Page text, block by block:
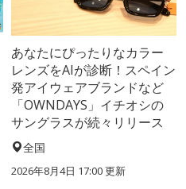
あなたにぴったりなカラー
レンズをAIが診断！スペイン
発アイウェアブランドなど
「OWNDAYS」イチオシの
サングラスが続々リリース
全国
2026年8月4日 17:00更新